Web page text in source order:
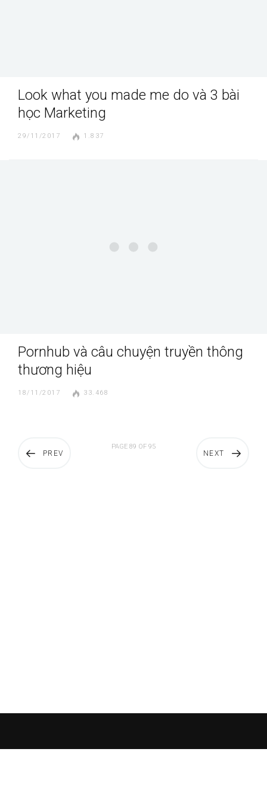
Look what you made me do và 3 bài
học Marketing
29/11/2017 1.837
Pornhub và câu chuyện truyền thông
thương hiệu
18/11/2017 33.468
PREV NEXT
PAGE 89 OF 95